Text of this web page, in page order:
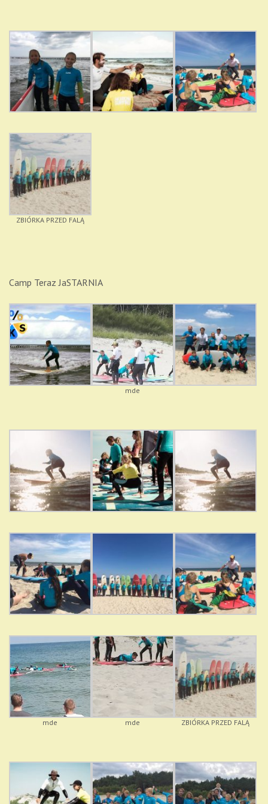
ZBIÓRKA PRZED FALĄ
Camp Teraz JaSTARNIA
mde
mde mde ZBIÓRKA PRZED FALĄ